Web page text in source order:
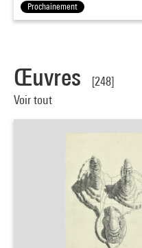
Prochainement
Œuvres
[248]
Voir tout